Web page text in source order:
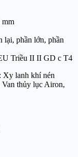
mm
lại, phần lớn, phần
Triều II II GD c T4
Xy lanh khí nén
thủy lục Airon,